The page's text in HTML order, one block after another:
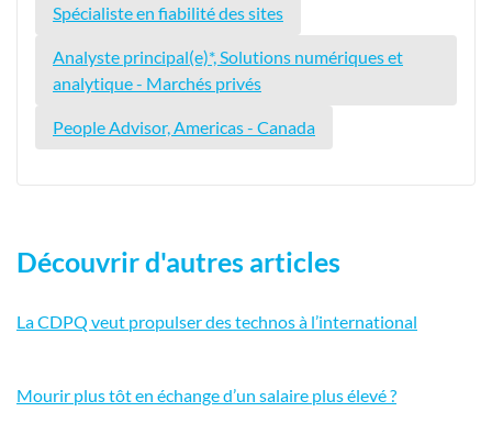
Spécialiste en fiabilité des sites
Analyste principal(e)*, Solutions numériques et
analytique - Marchés privés
People Advisor, Americas - Canada
Découvrir d'autres articles
La CDPQ veut propulser des technos à l’international
Mourir plus tôt en échange d’un salaire plus élevé ?